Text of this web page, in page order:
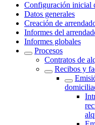
Configuración inicial
Datos generales
Creación de
Informes del
Informes globales
Procesos
Contratos de
Recibos y